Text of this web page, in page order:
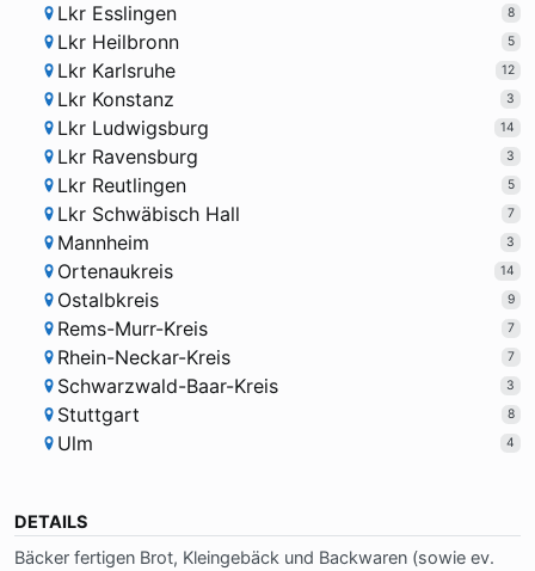
Lkr Esslingen 8
Lkr Heilbronn 5
Lkr Karlsruhe 12
Lkr Konstanz 3
Lkr Ludwigsburg 14
Lkr Ravensburg 3
Lkr Reutlingen 5
Lkr Schwäbisch Hall 7
Mannheim 3
Ortenaukreis 14
Ostalbkreis 9
Rems-Murr-Kreis 7
Rhein-Neckar-Kreis 7
Schwarzwald-Baar-Kreis 3
Stuttgart 8
Ulm 4
DETAILS
Bäcker fer­ti­gen Brot, Klein­ge­bäck und Back­wa­ren (so­wie ev.